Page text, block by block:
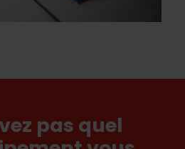
pas quel